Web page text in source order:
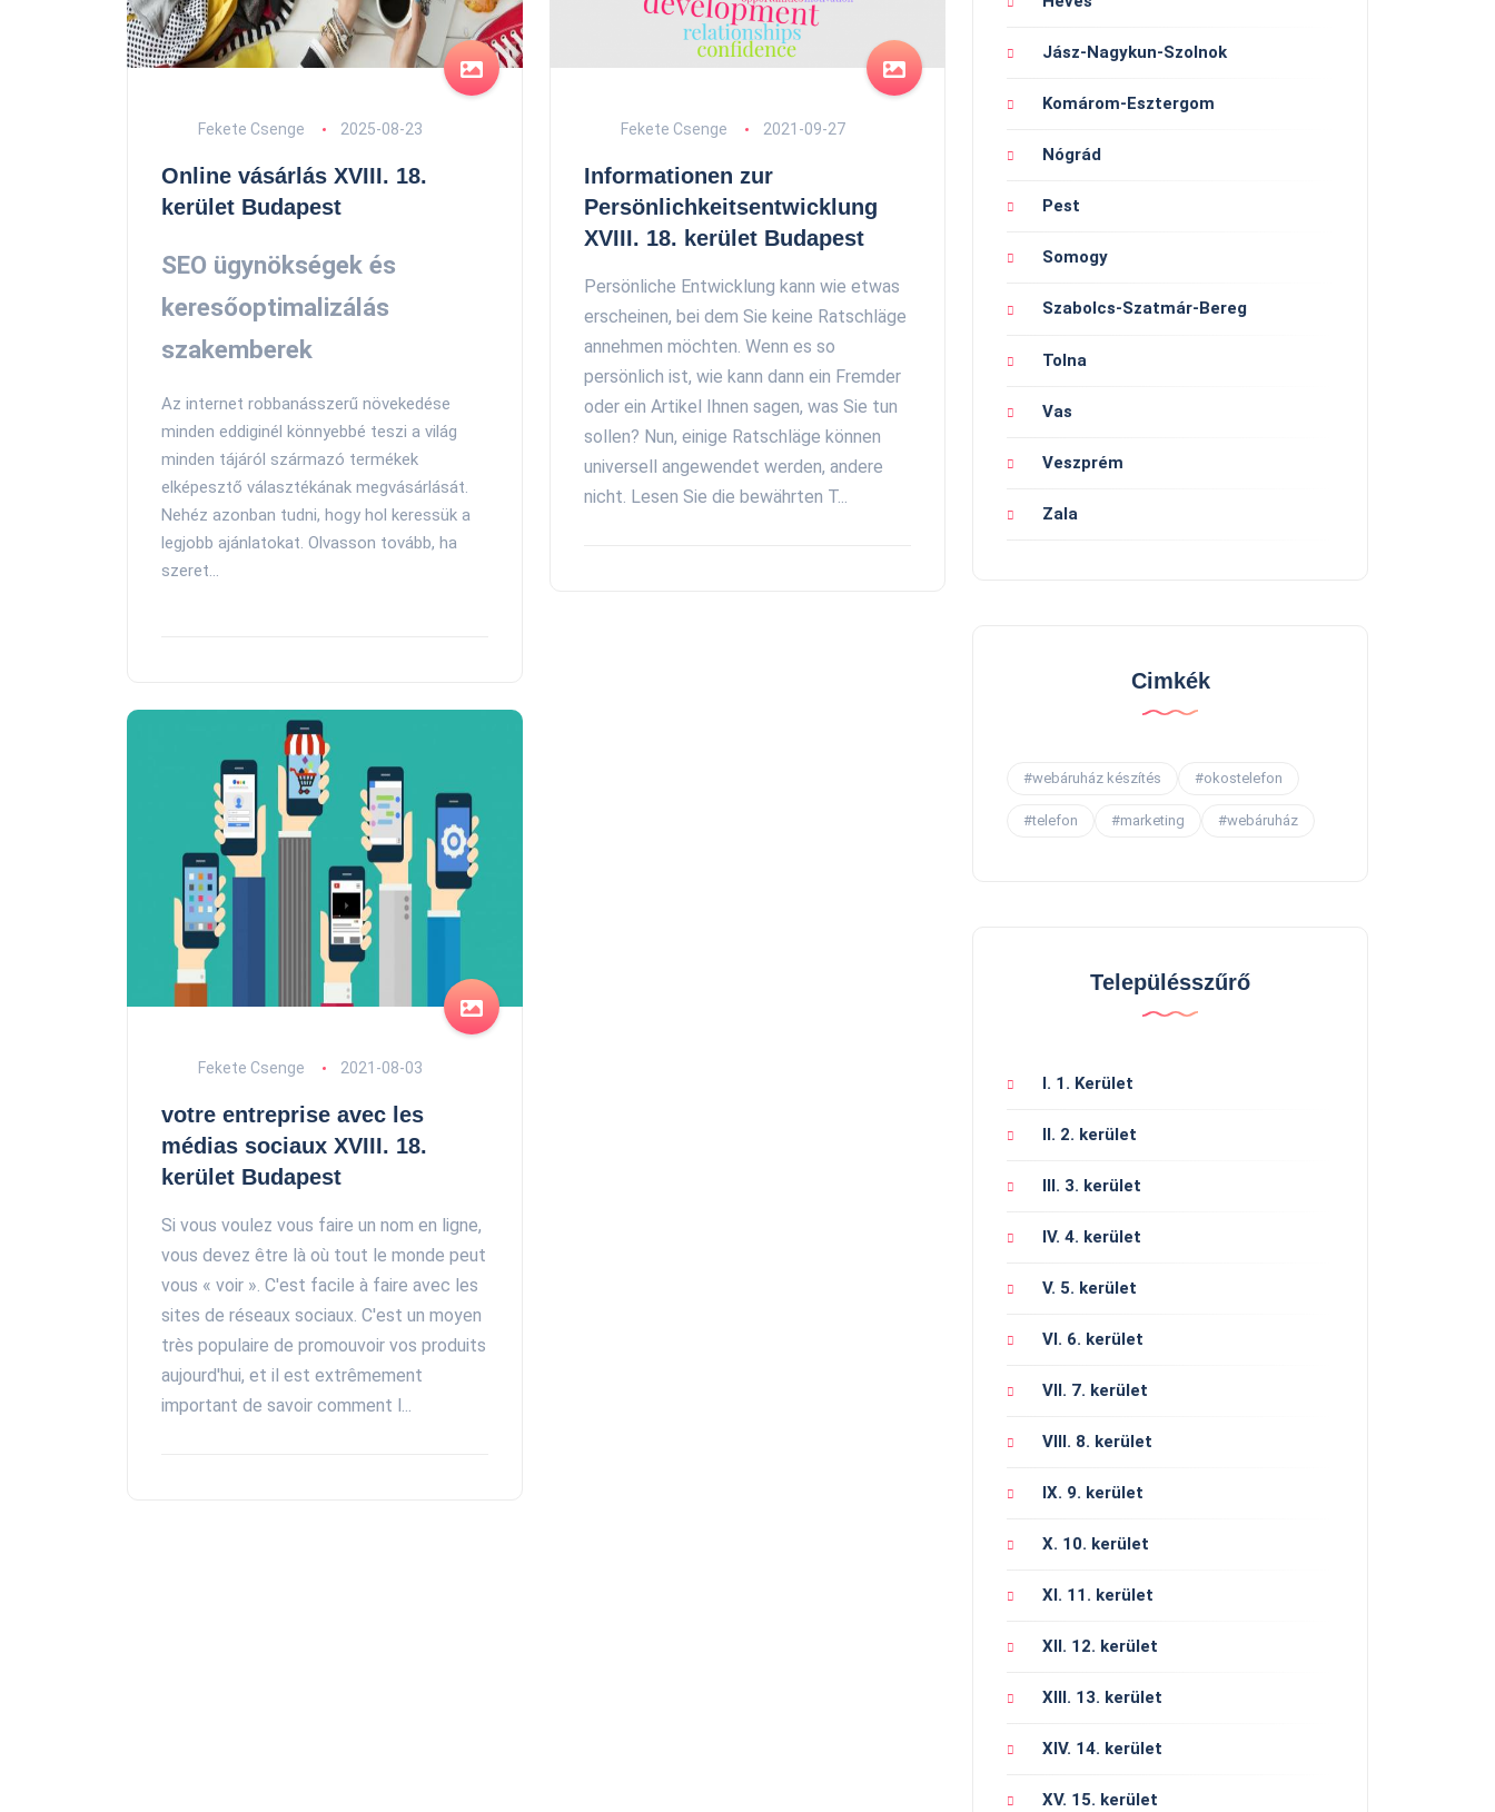
Fekete Csenge 2025-08-23
Online vásárlás XVIII. 18.
kerület Budapest
SEO ügynökségek és
keresőoptimalizálás
szakemberek
Az internet robbanásszerű növekedése
minden eddiginél könnyebbé teszi a világ
minden tájáról származó termékek
elképesztő választékának megvásárlását.
Nehéz azonban tudni, hogy hol keressük a
legjobb ajánlatokat. Olvasson tovább, ha
szeret...
Fekete Csenge 2021-09-27
Informationen zur
Persönlichkeitsentwicklung
XVIII. 18. kerület Budapest
Persönliche Entwicklung kann wie etwas
erscheinen, bei dem Sie keine Ratschläge
annehmen möchten. Wenn es so
persönlich ist, wie kann dann ein Fremder
oder ein Artikel Ihnen sagen, was Sie tun
sollen? Nun, einige Ratschläge können
universell angewendet werden, andere
nicht. Lesen Sie die bewährten T...
Fekete Csenge 2021-08-03
votre entreprise avec les
médias sociaux XVIII. 18.
kerület Budapest
Si vous voulez vous faire un nom en ligne,
vous devez être là où tout le monde peut
vous « voir ». C'est facile à faire avec les
sites de réseaux sociaux. C'est un moyen
très populaire de promouvoir vos produits
aujourd'hui, et il est extrêmement
important de savoir comment l...
Jász-Nagykun-Szolnok
Komárom-Esztergom
Nógrád
Pest
Somogy
Szabolcs-Szatmár-Bereg
Tolna
Vas
Veszprém
Zala
Cimkék
#webáruház készítés #okostelefon
#telefon #marketing #webáruház
Településszűrő
I. 1. Kerület
II. 2. kerület
III. 3. kerület
IV. 4. kerület
V. 5. kerület
VI. 6. kerület
VII. 7. kerület
VIII. 8. kerület
IX. 9. kerület
X. 10. kerület
XI. 11. kerület
XII. 12. kerület
XIII. 13. kerület
XIV. 14. kerület
XV. 15. kerület